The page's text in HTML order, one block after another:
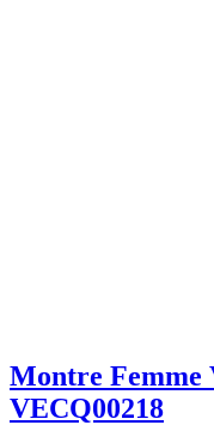
Montre Femme
VECQ00218